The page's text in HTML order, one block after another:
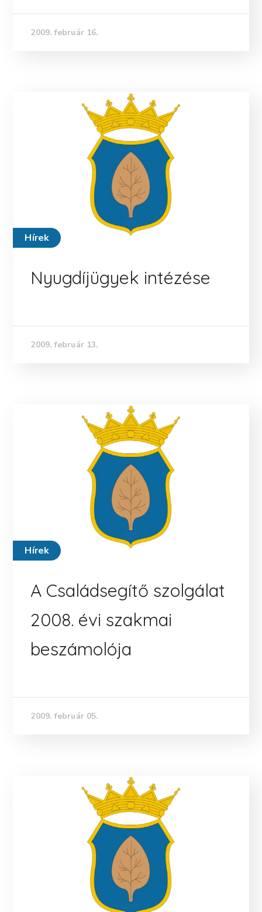
2009. február 16.
Hírek
Nyugdíjügyek intézése
2009. február 13.
Hírek
A Családsegítő szolgálat
2008. évi szakmai
beszámolója
2009. február 05.